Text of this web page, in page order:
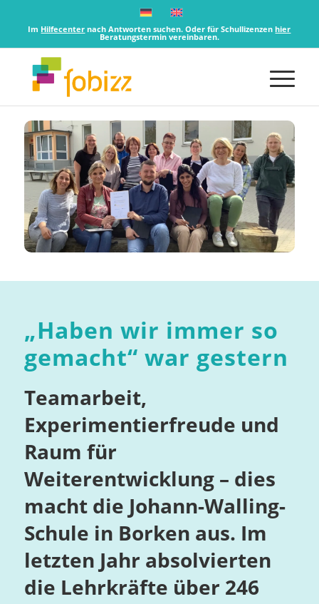
Im Hilfecenter nach Antworten suchen. Oder für Schullizenzenhier
Beratungstermin vereinbaren.
„Haben wir immer so
gemacht“ war gestern
Teamarbeit,
Experimentierfreude und
Raum für
Weiterentwicklung – dies
macht die Johann-Walling-
Schule in Borken aus. Im
letzten Jahr absolvierten
die Lehrkräfte über 246